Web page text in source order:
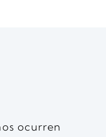
ocurren